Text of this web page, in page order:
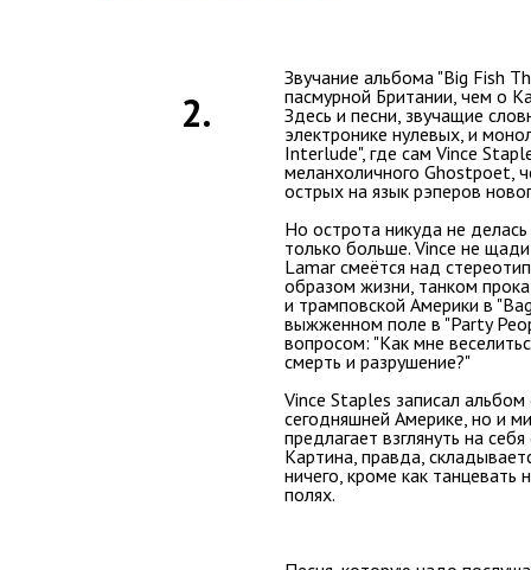
2.
Звучание альбома "Big Fish
пасмурной Британии, чем о
Здесь и песни, звучащие
электронике нулевых, и
Interlude", где сам Vince
меланхоличного Ghostpoet,
острых на язык рэперов
Но острота никуда не
только больше. Vince не
Lamar смеётся над
образом жизни, танком
и трамповской Америки в
выжженном поле в "Party
вопросом: "Как мне
смерть и разрушение?"
Vince Staples записал
сегодняшней Америке, но и
предлагает взглянуть на
Картина, правда,
ничего, кроме как
полях.